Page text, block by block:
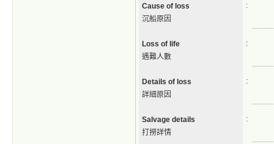
Cause of loss
沉船原因
:
Loss of life
遇難人數
:
Details of loss
詳細原因
:
Salvage details
打撈詳情
: